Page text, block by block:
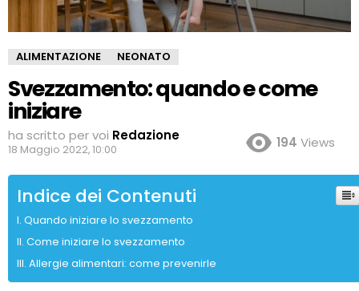
ALIMENTAZIONE NEONATO
Svezzamento: quando e come
iniziare
ha scritto per voi Redazione
18 Maggio 2022, 10:00 194 Views
Indice dei Contenuti
Quando iniziare lo svezzamento
Come iniziare lo svezzamento
Allergie alimentari: come prevenirle